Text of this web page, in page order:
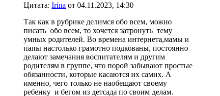
Цитата: Irina от 04.11.2023, 14:30
Так как в рубрике делимся обо всем, можно
писать обо всем, то хочется затронуть тему
умных родителей. Во времена интернета,мамы и
папы настолько грамотно подкованы, постоянно
делают замечания воспитателям и другим
родителям в группе, что порой забывают простые
обязанности, которые касаются их самих. А
именно, чего только не наобещают своему
ребенку и бегом из детсада по своим делам.